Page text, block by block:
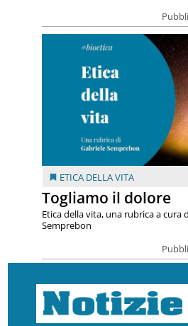
ETICA DELLA VITA
Togliamo il dolore
Etica della vita, una rubrica a cura
Semprebon